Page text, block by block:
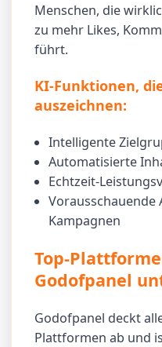
Menschen, die
zu mehr Likes,
führt.
KI-Funktionen,
auszeichnen:
Intelligente
Automatisierte
Echtzeit-
Kampagnen
Top-
Godofpanel
Godofpanel deckt
Plattformen ab und